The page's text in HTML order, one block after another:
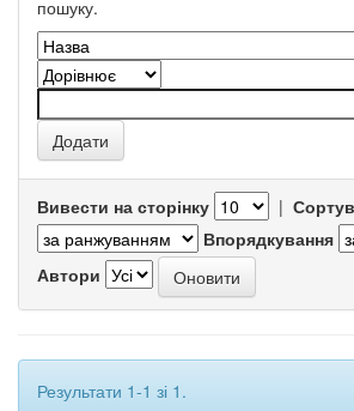
пошуку.
Вивести на сторінку |
Впорядкування
Автори
Результати 1-1 зі 1.